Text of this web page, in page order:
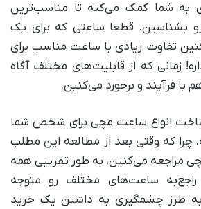
به شما کمک می‌کنه تا مناسب‌ترین
بشناسین. قطعا ساعتی که برای یک
کنین تفاوت زیادی با ساعت مناسب برای
زمانی که از قابلیت‌های مختلف آگاه
با فرآیند و برخورد می‌کنین.
شناخت انواع ساعت مچی برای شخص شما
که وقتی بعد از مطالعه این مطلب
مراجعه می‌کنین، به طور تقریبی همه
ساعت‌های مختلف رو متوجه
طرز چشمگیری به داشتن یک خرید